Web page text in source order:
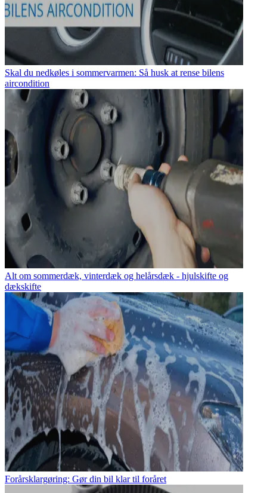
Skal du nedkøles i sommervarmen: Så husk at rense bilens
aircondition
Alt om sommerdæk, vinterdæk og helårsdæk - hjulskifte og
dækskifte
Forårsklargøring: Gør din bil klar til foråret